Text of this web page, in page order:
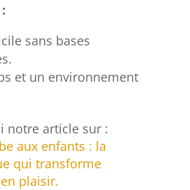
sans bases
et un environnement
notre article sur :
aux enfants : la
qui transforme
plaisir.